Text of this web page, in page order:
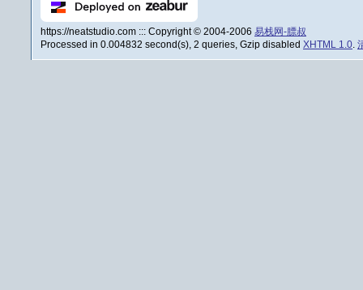
https://neatstudio.com ::: Copyright © 2004-2006 易栈网-膘叔
Processed in 0.004832 second(s), 2 queries, Gzip disabled XHTML 1.0.